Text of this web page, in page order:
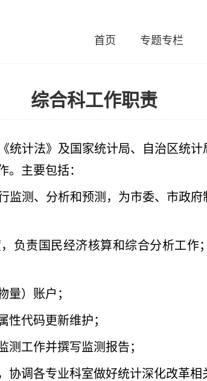
首页 专题专栏
综合科工作职责
统计法》及国家统计局、自治区统
。主要包括：
监测、分析和预测，为市委、市政
负责国民经济核算和综合分析工作
量）账户；
性代码更新维护；
测工作并撰写监测报告；
协调各专业科室做好统计深化改革相